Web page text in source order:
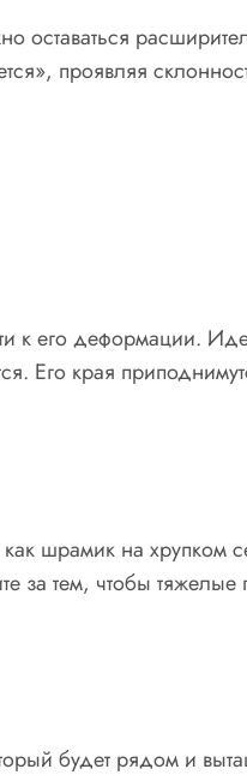
оставаться
проявляя
к его деформации.
Его края
шрамик на хрупком
за тем, чтобы
будет рядом и